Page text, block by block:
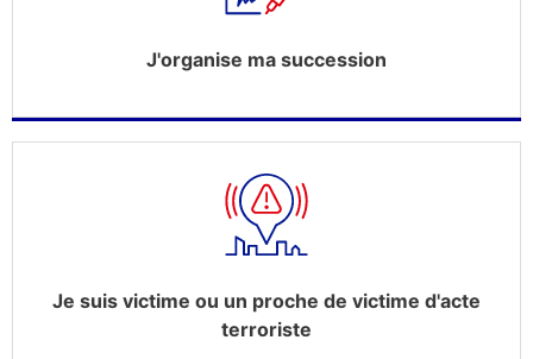
J'organise ma succession
Je suis victime ou un proche de victime d'acte
terroriste